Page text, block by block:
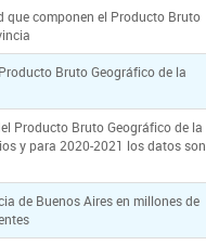
que componen el Producto Bruto
Bruto Geográfico de la
Producto Bruto Geográfico de la
y para 2020-2021 los datos son
de Buenos Aires en millones de